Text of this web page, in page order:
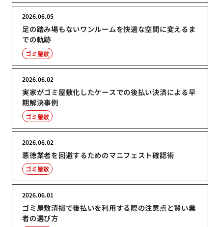
足の踏み場もないワンルームを快適な空間に変えるま
での軌跡
2026.06.05
ゴミ屋敷
実家がゴミ屋敷化したケースでの後払い決済による早
期解決事例
2026.06.02
ゴミ屋敷
悪徳業者を回避するためのマニフェスト確認術
2026.06.02
ゴミ屋敷
ゴミ屋敷清掃で後払いを利用する際の注意点と賢い業
者の選び方
2026.06.01